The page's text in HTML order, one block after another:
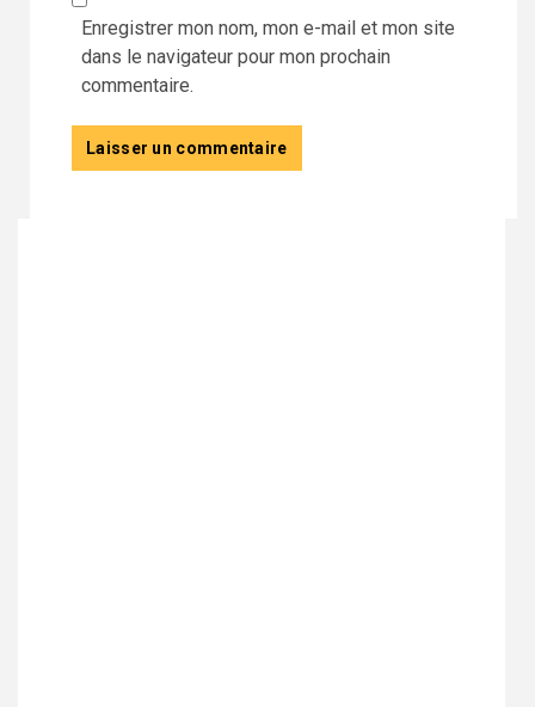
Enregistrer mon nom, mon e-mail et mon site
dans le navigateur pour mon prochain
commentaire.